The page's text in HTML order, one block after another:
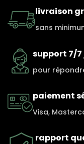
livraison
sans
support 7/7
pour
paiement
Visa,
rapport